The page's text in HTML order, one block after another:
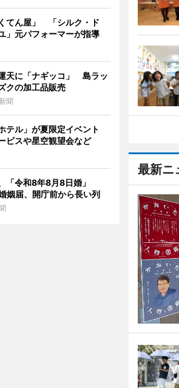
最新ニ
てん屋」 「シルク・ド
」元パフォーマーが指導
天に「ナギッコ」 島ラッ
クの加工品販売
聞
テル」が夏限定イベント
ビスや星空観望会など
「令和8年8月8日婚」
姻届、開庁前から長い列